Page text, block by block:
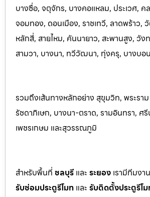
บางซื่อ, จตุจักร, บางคอแหลม, ประเวศ, ค
จอมทอง, ดอนเมือง, ราชเทวี, ลาดพร้าว,
หลักสี่, สายไหม, คันนายาว, สะพานสูง, วัง
สามวา, บางนา, ทวีวัฒนา, ทุ่งครุ, บางบอน
รวมถึงเส้นทางหลักอย่าง สุขุมวิท, พระรา
รัชดาภิเษก, บางนา-ตราด, รามอินทรา, ศ
เพชรเกษม และสุวรรณภูมิ
สำหรับพื้นที่ ชลบุรี และ ระยอง เรามีทีมง
รับซ่อมประตูรีโมท และ รับติดตั้งประตูรีโ